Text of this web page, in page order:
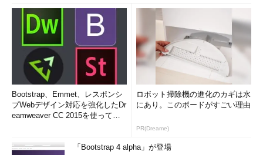
Bootstrap、Emmet、レスポンシ
ブWebデザイン対応を強化したDr
eamweaver CC 2015を使って
ロボット掃除機の進化のカギは水
にあり。このボードがすごい理由
PR(Dreame)
「Bootstrap 4 alpha」が登場